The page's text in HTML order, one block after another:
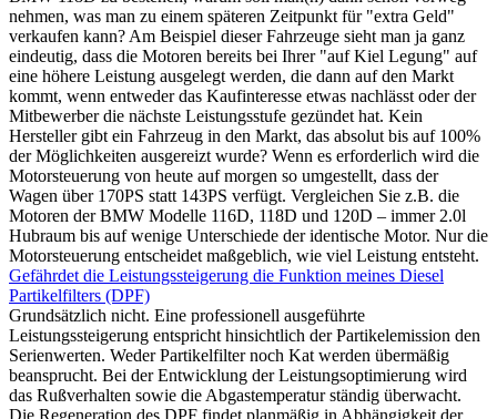
nehmen, was man zu einem späteren Zeitpunkt für "extra Geld"
verkaufen kann? Am Beispiel dieser Fahrzeuge sieht man ja ganz
eindeutig, dass die Motoren bereits bei Ihrer "auf Kiel Legung" auf
eine höhere Leistung ausgelegt werden, die dann auf den Markt
kommt, wenn entweder das Kaufinteresse etwas nachlässt oder der
Mitbewerber die nächste Leistungsstufe gezündet hat. Kein
Hersteller gibt ein Fahrzeug in den Markt, das absolut bis auf 100%
der Möglichkeiten ausgereizt wurde? Wenn es erforderlich wird die
Motorsteuerung von heute auf morgen so umgestellt, dass der
Wagen über 170PS statt 143PS verfügt. Vergleichen Sie z.B. die
Motoren der BMW Modelle 116D, 118D und 120D – immer 2.0l
Hubraum bis auf wenige Unterschiede der identische Motor. Nur die
Motorsteuerung entscheidet maßgeblich, wie viel Leistung entsteht.
Gefährdet die Leistungssteigerung die Funktion meines Diesel
Partikelfilters (DPF)
Grundsätzlich nicht. Eine professionell ausgeführte
Leistungssteigerung entspricht hinsichtlich der Partikelemission den
Serienwerten. Weder Partikelfilter noch Kat werden übermäßig
beansprucht. Bei der Entwicklung der Leistungsoptimierung wird
das Rußverhalten sowie die Abgastemperatur ständig überwacht.